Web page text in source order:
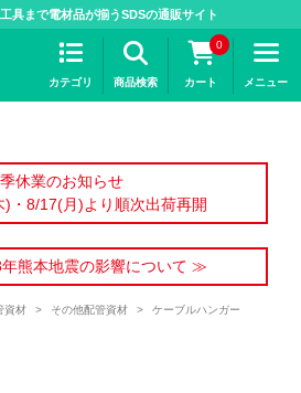
具まで電材品が揃うSDSの通販サイト
カテゴリ 商品検索
0
カート メニュー
休業のお知らせ
・8/17(月)より順次出荷再開
年熊本地震の影響について ≫
資材 > その他配管資材 > ケーブルハンガー